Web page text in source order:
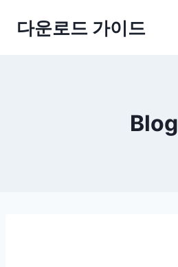
다운로드 가이드
Blog